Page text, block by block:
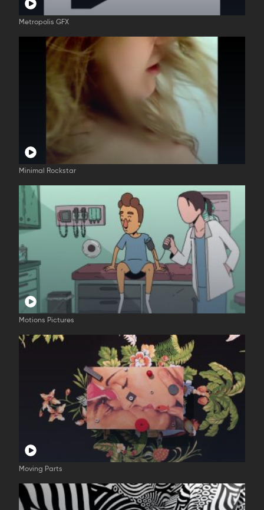
Metropolis GFX
Minimal Rockstar
Motions Pictures
Moving Parts